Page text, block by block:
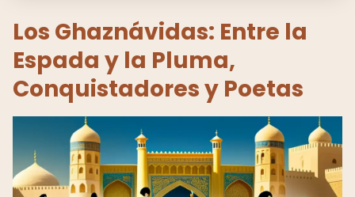
Los Ghaznávidas: Entre la
Espada y la Pluma,
Conquistadores y Poetas